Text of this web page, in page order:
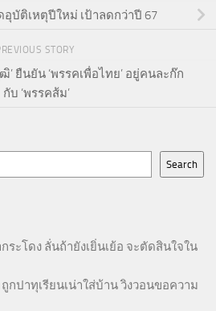
บัติเหตุปีใหม่ เป้าลดกว่าปี 67
STORY
’ ยืนยัน ‘พรรคเพื่อไทย’ อยู่คนละก๊ก
กับ ‘พรรคส้ม’
Search
ระโดง ลั่นถ้ายังเยิ่นเย้อ จะตัดสินใจใน
กปาทุเรียนเน่าใส่บ้าน วิงวอนขอความ